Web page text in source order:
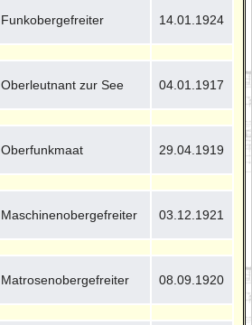
Funkobergefreiter 14.01.1924
Oberleutnant zur See 04.01.1917
Oberfunkmaat 29.04.1919
Maschinenobergefreiter 03.12.1921
Matrosenobergefreiter 08.09.1920